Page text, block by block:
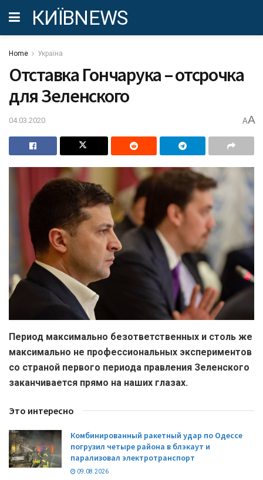
КИЇВNEWS
Home Україна
Отставка Гончарука – отсрочка
для Зеленского
04.03.2020 AA
Период максимально безответственных и столь же
максимально не профессиональных экспериментов
со страной первого периода правления Зеленского
заканчивается прямо на наших глазах.
Это интересно
Комбинированный ракетный удар по Одессе
погрузил четыре района в блэкаут и
парализовал электротранспорт
09.08.2026